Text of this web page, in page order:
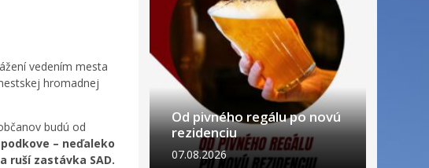
vedením mesta
hromadnej
budú od
– neďaleko
ruší zastávka SAD.
Od pivného regálu po novú
rezidenciu
07.08.2026